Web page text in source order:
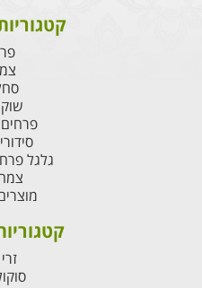
גלגל